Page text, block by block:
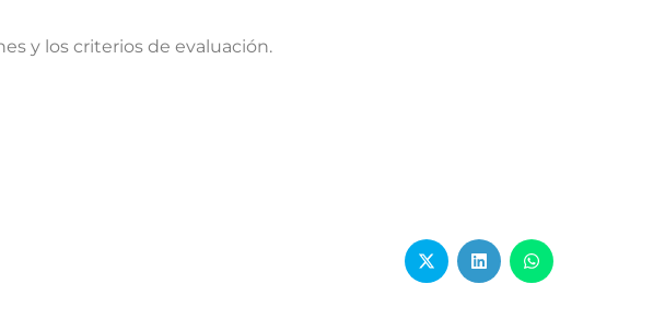
y los criterios de evaluación.